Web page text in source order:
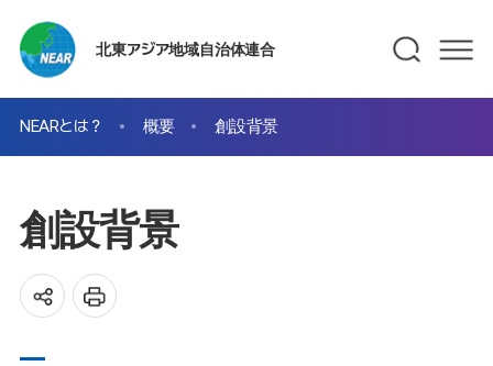
北東アジア地域自治体連合
NEARとは？ 概要 創設背景
創設背景